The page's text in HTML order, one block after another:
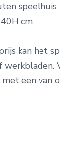
cm
kan het
met een van